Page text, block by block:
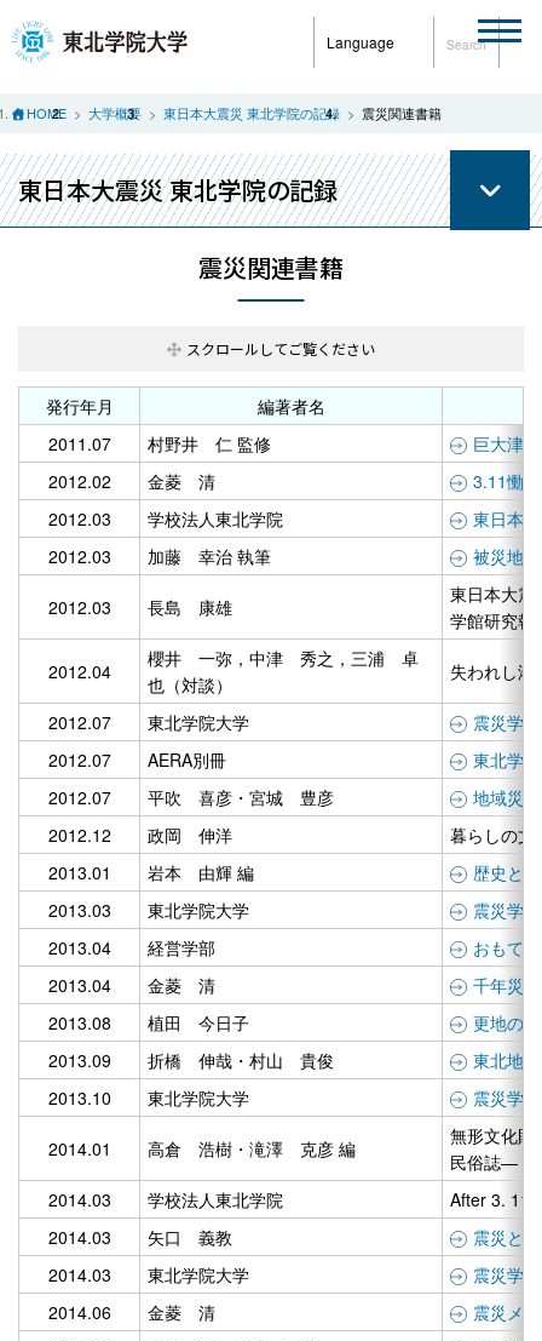
Language Search
HOME 大学概要 東日本大震災 東北学院の記録 震災関連書籍
東日本大震災 東北学院の記録
震災関連書籍
発行年月
編著者名
2011.07
村野井 仁 監修
巨大津
2012.02
金菱 清
3.11慟
2012.03
学校法人東北学院
東日本
2012.03
加藤 幸治 執筆 被災地
2012.03 長島 康雄
東日本大震
学館研究報
2012.04
櫻井 一弥，中津 秀之，三浦 卓
也（対談）
失われし港
2012.07 東北学院大学
震災学
2012.07
AERA別冊
東北学
2012.07
平吹 喜彦・宮城 豊彦
地域災
2012.12
政岡 伸洋
暮らしの文
2013.01
岩本 由輝 編
歴史と
2013.03
東北学院大学
震災学
2013.04
経営学部
おもて
2013.04
金菱 清
千年災
2013.08
植田 今日子
更地の
2013.09
折橋 伸哉・村山 貴俊
東北地
2013.10
東北学院大学 震災学
2014.01 高倉 浩樹・滝澤 克彦 編
無形文化財
民俗誌―
2014.03
学校法人東北学院
After 3. 11
2014.03
矢口 義教
震災と
2014.03
東北学院大学
震災学
2014.06
金菱 清
震災メ